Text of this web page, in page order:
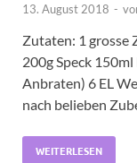
13. August 2018 -
Zutaten: 1 grosse
200g Speck
Anbraten) 6 EL
nach belieben
WEITERLESEN